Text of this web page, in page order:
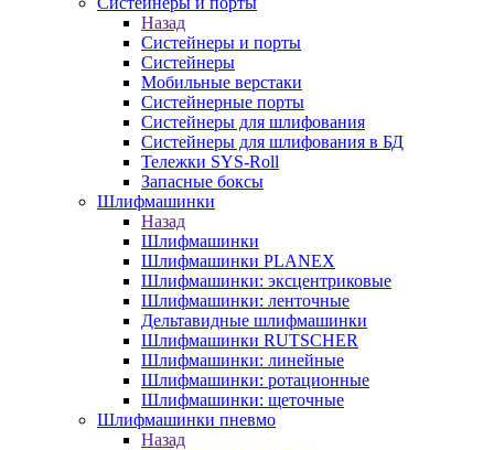
Назад
Систейнеры и порты
Систейнеры
Мобильные верстаки
Систейнерные порты
Систейнеры для шлифования
Систейнеры для шлифования в БД
Тележки SYS-Roll
Запасные боксы
Шлифмашинки
Назад
Шлифмашинки
Шлифмашинки PLANEX
Шлифмашинки: эксцентриковые
Шлифмашинки: ленточные
Дельтавидные шлифмашинки
Шлифмашинки RUTSCHER
Шлифмашинки: линейные
Шлифмашинки: ротационные
Шлифмашинки: щеточные
Шлифмашинки пневмо
Назад